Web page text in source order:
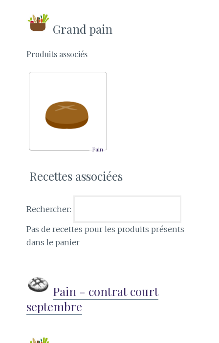
Grand pain
Produits associés
Pain
Recettes associées
Rechercher:
Pas de recettes pour les produits présents
dans le panier
Pain - contrat court
septembre